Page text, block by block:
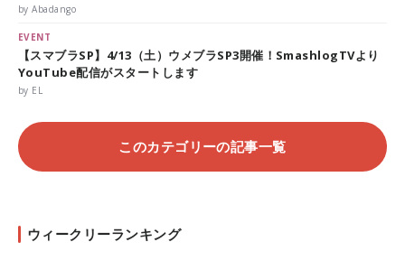
by Abadango
EVENT
【スマブラSP】4/13（土）ウメブラSP3開催！SmashlogTVより
YouTube配信がスタートします
by EL
このカテゴリーの記事一覧
ウィークリーランキング